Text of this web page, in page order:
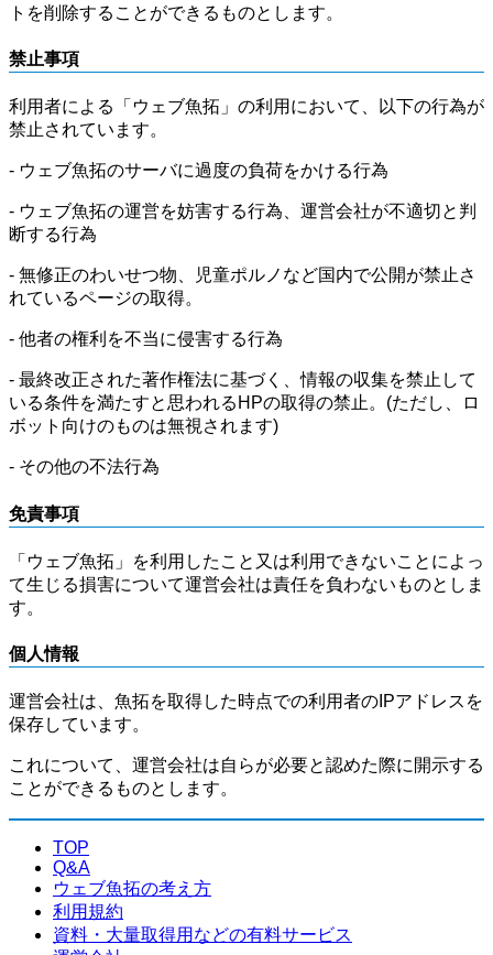
トを削除することができるものとします。
禁止事項
利用者による「ウェブ魚拓」の利用において、以下の行為が
禁止されています。
- ウェブ魚拓のサーバに過度の負荷をかける行為
- ウェブ魚拓の運営を妨害する行為、運営会社が不適切と判
断する行為
- 無修正のわいせつ物、児童ポルノなど国内で公開が禁止さ
れているページの取得。
- 他者の権利を不当に侵害する行為
- 最終改正された著作権法に基づく、情報の収集を禁止して
いる条件を満たすと思われるHPの取得の禁止。(ただし、ロ
ボット向けのものは無視されます)
- その他の不法行為
免責事項
「ウェブ魚拓」を利用したこと又は利用できないことによっ
て生じる損害について運営会社は責任を負わないものとしま
す。
個人情報
運営会社は、魚拓を取得した時点での利用者のIPアドレスを
保存しています。
これについて、運営会社は自らが必要と認めた際に開示する
ことができるものとします。
TOP
Q&A
ウェブ魚拓の考え方
利用規約
資料・大量取得用などの有料サービス